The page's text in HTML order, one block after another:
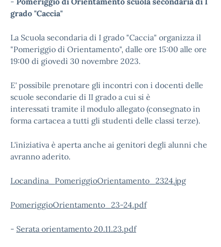
grado "Caccia"
La Scuola secondaria di I grado "Caccia" organizza il
"Pomeriggio di Orientamento", dalle ore 15:00 alle ore
19:00 di giovedì 30 novembre 2023.
E' possibile prenotare gli incontri con i docenti delle
scuole secondarie di II grado a cui si è
interessati tramite il modulo allegato (consegnato in
forma cartacea a tutti gli studenti delle classi terze).
L'iniziativa è aperta anche ai genitori degli alunni che
avranno aderito.
Locandina_PomeriggioOrientamento_2324.jpg
PomeriggioOrientamento_23-24.pdf
- Serata orientamento 20.11.23.pdf